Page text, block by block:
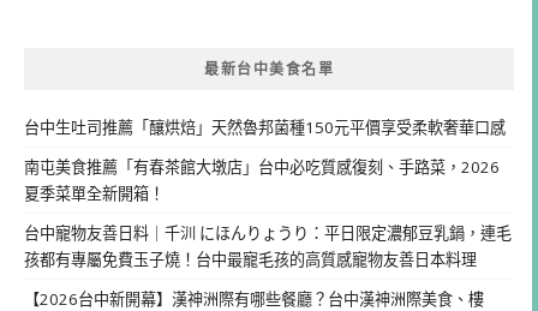
最新台中美食名單
台中生吐司推薦「釀烘焙」天然魯邦菌種150元平價享受柔軟奢華口感
南屯美食推薦「有春茶館大墩店」台中必吃質感復刻、手路菜，2026
夏季菜單全新開箱！
台中寵物友善日料｜千汌 にほんりょうり：平日限定濃郁豆乳鍋，連毛
孩都有專屬免費玉子燒！台中最寵毛孩的高質感寵物友善日本料理
【2026台中新開幕】漢神洲際有哪些餐廳？台中漢神洲際美食、樓